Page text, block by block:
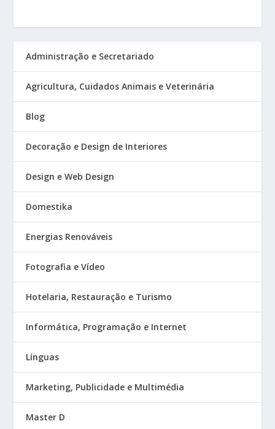
Administração e Secretariado
Agricultura, Cuidados Animais e Veterinária
Blog
Decoração e Design de Interiores
Design e Web Design
Domestika
Energias Renováveis
Fotografia e Vídeo
Hotelaria, Restauração e Turismo
Informática, Programação e Internet
Línguas
Marketing, Publicidade e Multimédia
Master D